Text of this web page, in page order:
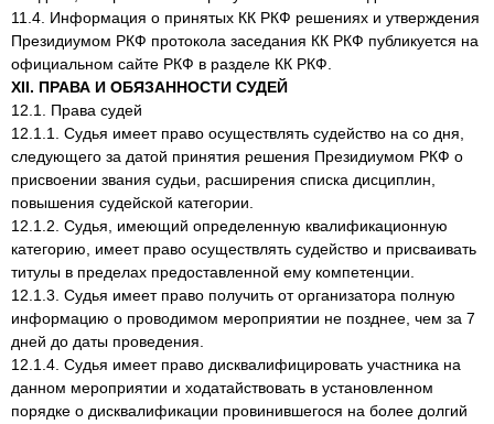
11.4. Информация о принятых КК РКФ решениях и утверждения
Президиумом РКФ протокола заседания КК РКФ публикуется на
официальном сайте РКФ в разделе КК РКФ.
XII. ПРАВА И ОБЯЗАННОСТИ СУДЕЙ
12.1. Права судей
12.1.1. Судья имеет право осуществлять судейство на со дня,
следующего за датой принятия решения Президиумом РКФ о
присвоении звания судьи, расширения списка дисциплин,
повышения судейской категории.
12.1.2. Судья, имеющий определенную квалификационную
категорию, имеет право осуществлять судейство и присваивать
титулы в пределах предоставленной ему компетенции.
12.1.3. Судья имеет право получить от организатора полную
информацию о проводимом мероприятии не позднее, чем за 7
дней до даты проведения.
12.1.4. Судья имеет право дисквалифицировать участника на
данном мероприятии и ходатайствовать в установленном
порядке о дисквалификации провинившегося на более долгий